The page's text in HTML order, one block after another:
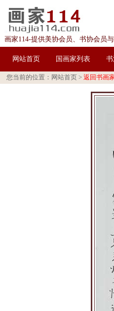
画家114-提供美协会员、书协会员
网站首页 国画家列表
您当前的位置： 网站首页 > 返回书画